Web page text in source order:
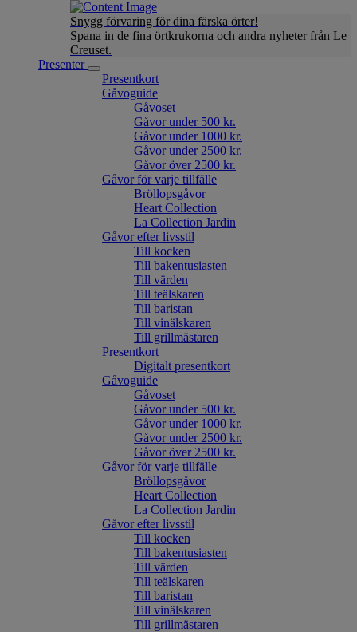
Snygg förvaring för dina färska örter!
Spana in de fina örtkrukorna och andra nyheter från Le
Creuset.
Presenter
Presentkort
Gåvoguide
Gåvoset
Gåvor under 500 kr.
Gåvor under 1000 kr.
Gåvor under 2500 kr.
Gåvor över 2500 kr.
Gåvor för varje tillfälle
Bröllopsgåvor
Heart Collection
La Collection Jardin
Gåvor efter livsstil
Till kocken
Till bakentusiasten
Till värden
Till teälskaren
Till baristan
Till vinälskaren
Till grillmästaren
Presentkort
Digitalt presentkort
Gåvoguide
Gåvoset
Gåvor under 500 kr.
Gåvor under 1000 kr.
Gåvor under 2500 kr.
Gåvor över 2500 kr.
Gåvor för varje tillfälle
Bröllopsgåvor
Heart Collection
La Collection Jardin
Gåvor efter livsstil
Till kocken
Till bakentusiasten
Till värden
Till teälskaren
Till baristan
Till vinälskaren
Till grillmästaren